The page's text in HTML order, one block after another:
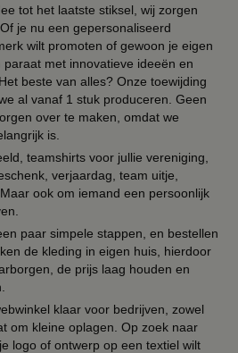
tot het laatste stiksel, wij zorgen
je nu een gepersonaliseerd
wilt promoten of gewoon je eigen
met innovatieve ideeën en
beste van alles? Onze toewijding
al vanaf 1 stuk produceren. Geen
over te maken, omdat we
is.
teamshirts voor jullie vereniging,
verjaardag, team uitje,
ook om iemand een persoonlijk
paar simpele stappen, en bestellen
de kleding in eigen huis, hierdoor
de prijs laag houden en
klaar voor bedrijven, zowel
om kleine oplagen. Op zoek naar
logo of ontwerp op een textiel wilt